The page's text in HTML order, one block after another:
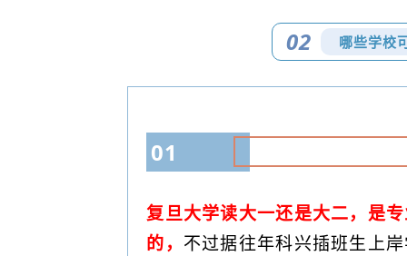
02 哪些学校
01
复旦大学读大一还是大二，是
的， 不过据往年科兴插班生上